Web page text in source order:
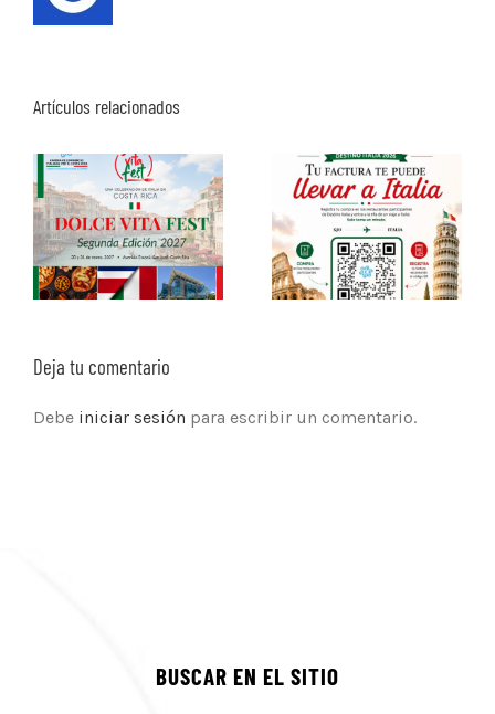
Artículos relacionados
Deja tu comentario
Debe iniciar sesión para escribir un comentario.
BUSCAR EN EL SITIO